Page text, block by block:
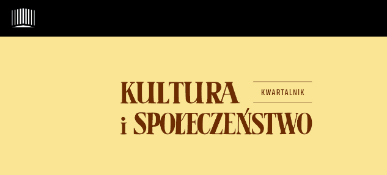
Przejdź do głównego menu
Przejdź do sekcji głównej
Przejdź do stopki
Admin menu